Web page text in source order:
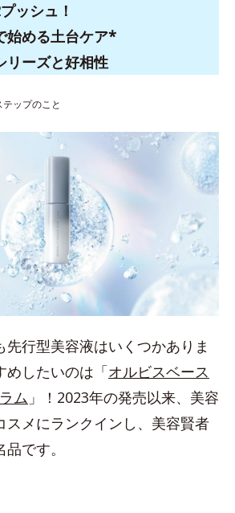
ッシュ！
始める土台ケア*
リーズと好相性
ップのこと
先行型美容液はいくつかありま
めしたいのは「オルビスベース
ム 」！2023年の発売以来、美容
スメにランクインし、美容賢者
です。